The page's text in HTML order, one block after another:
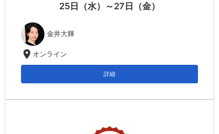
25日（水）～27日（金）
金井大輝
location_on オンライン
詳細